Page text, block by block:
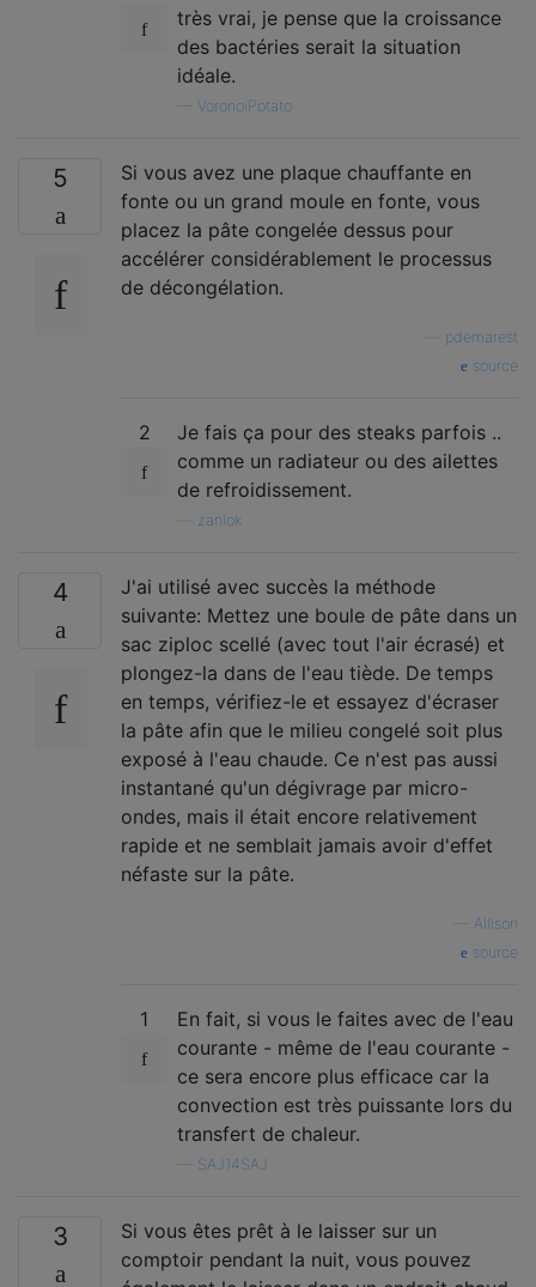
très vrai, je pense que la croissance
des bactéries serait la situation
idéale.
VoronoiPotato
5
Si vous avez une plaque chauffante en
fonte ou un grand moule en fonte, vous
placez la pâte congelée dessus pour
accélérer considérablement le processus
de décongélation.
pdemarest
source
2
Je fais ça pour des steaks parfois ..
comme un radiateur ou des ailettes
de refroidissement.
zanlok
4
J'ai utilisé avec succès la méthode
suivante: Mettez une boule de pâte dans un
sac ziploc scellé (avec tout l'air écrasé) et
plongez-la dans de l'eau tiède. De temps
en temps, vérifiez-le et essayez d'écraser
la pâte afin que le milieu congelé soit plus
exposé à l'eau chaude. Ce n'est pas aussi
instantané qu'un dégivrage par micro-
ondes, mais il était encore relativement
rapide et ne semblait jamais avoir d'effet
néfaste sur la pâte.
Allison
source
1
En fait, si vous le faites avec de l'eau
courante - même de l'eau courante -
ce sera encore plus efficace car la
convection est très puissante lors du
transfert de chaleur.
SAJ14SAJ
3
Si vous êtes prêt à le laisser sur un
comptoir pendant la nuit, vous pouvez